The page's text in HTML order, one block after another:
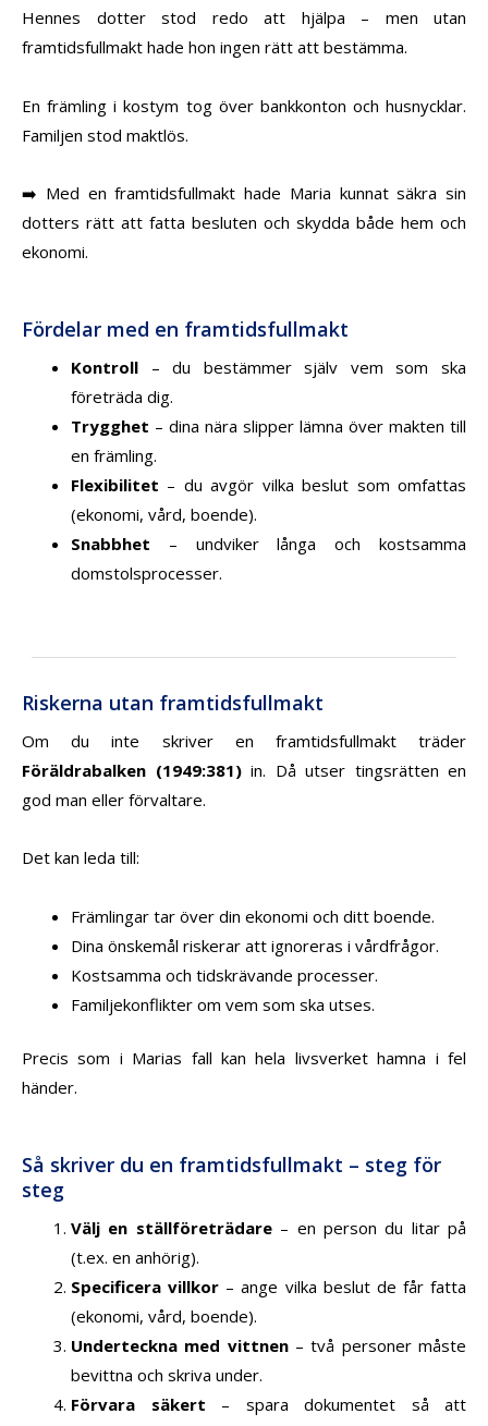
Hennes dotter stod redo att hjälpa – men utan
framtidsfullmakt hade hon ingen rätt att bestämma.
En främling i kostym tog över bankkonton och husnycklar.
Familjen stod maktlös.
➡️ Med en framtidsfullmakt hade Maria kunnat säkra sin
dotters rätt att fatta besluten och skydda både hem och
ekonomi.
Fördelar med en framtidsfullmakt
Kontroll – du bestämmer själv vem som ska
företräda dig.
Trygghet – dina nära slipper lämna över makten till
en främling.
Flexibilitet – du avgör vilka beslut som omfattas
(ekonomi, vård, boende).
Snabbhet – undviker långa och kostsamma
domstolsprocesser.
Riskerna utan framtidsfullmakt
Om du inte skriver en framtidsfullmakt träder
Föräldrabalken (1949:381)in. Då utser tingsrätten en
god man eller förvaltare.
Det kan leda till:
Främlingar tar över din ekonomi och ditt boende.
Dina önskemål riskerar att ignoreras i vårdfrågor.
Kostsamma och tidskrävande processer.
Familjekonflikter om vem som ska utses.
Precis som i Marias fall kan hela livsverket hamna i fel
händer.
Så skriver du en framtidsfullmakt – steg för
steg
Välj en ställföreträdare– en person du litar på
(t.ex. en anhörig).
Specificera villkor – ange vilka beslut de får fatta
(ekonomi, vård, boende).
Underteckna med vittnen– två personer måste
bevittna och skriva under.
Förvara säkert – spara dokumentet så att